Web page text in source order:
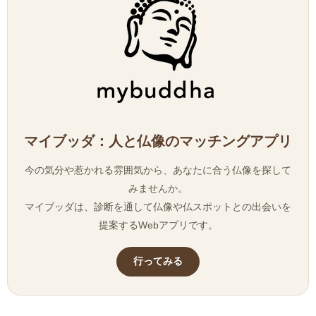
マイブッダ：人と仏像のマッチングアプリ
今の気分や惹かれる雰囲気から、あなたに合う仏像を探して
みませんか。
マイブッダは、診断を通して仏像や仏スポットとの出会いを
提案するWebアプリです。
行ってみる